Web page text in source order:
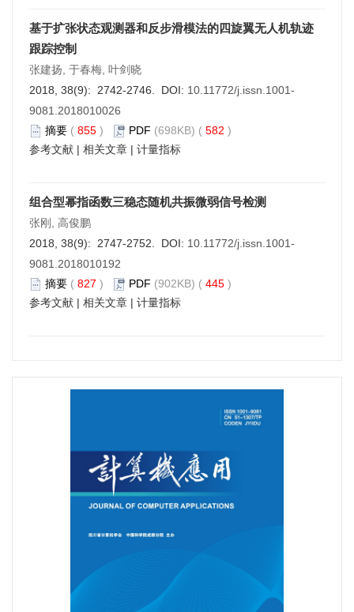
基于扩张状态观测器和反步滑模法的四旋翼无人机轨迹
跟踪控制
张建扬, 于春梅, 叶剑晓
2018, 38(9): 2742-2746. DOI: 10.11772/j.issn.1001-
9081.2018010026
摘要 ( 855 ) PDF (698KB) ( 582 )
参考文献 | 相关文章 | 计量指标
组合型幂指函数三稳态随机共振微弱信号检测
张刚, 高俊鹏
2018, 38(9): 2747-2752. DOI: 10.11772/j.issn.1001-
9081.2018010192
摘要 ( 827 ) PDF (902KB) ( 445 )
参考文献 | 相关文章 | 计量指标